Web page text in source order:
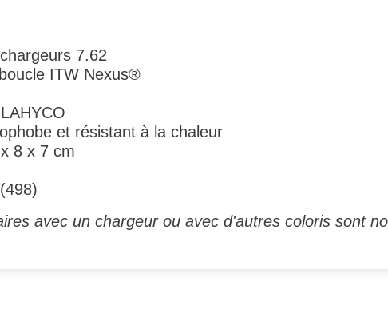
7.62
ITW Nexus®
et résistant à la chaleur
8 x 7 cm
avec un chargeur ou avec d'autres coloris sont